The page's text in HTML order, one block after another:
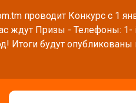
проводит Конкурс с 1
ждут Призы - Телефоны: 1-
Итоги будут опубликованы